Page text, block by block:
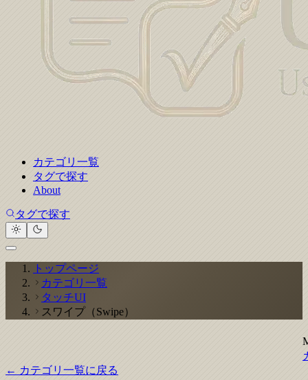
カテゴリ一覧
タグで探す
About
タグで探す
トップページ
カテゴリ一覧
タッチUI
スワイプ（Swipe）
← カテゴリ一覧に戻る